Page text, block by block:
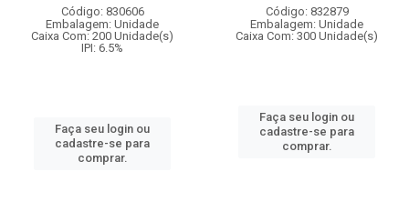
Código: 830606
Embalagem: Unidade
Caixa Com: 200 Unidade(s)
IPI: 6.5%
Faça seu login ou
cadastre-se para
comprar.
Código: 832879
Embalagem: Unidade
Caixa Com: 300 Unidade(s)
Faça seu login ou
cadastre-se para
comprar.